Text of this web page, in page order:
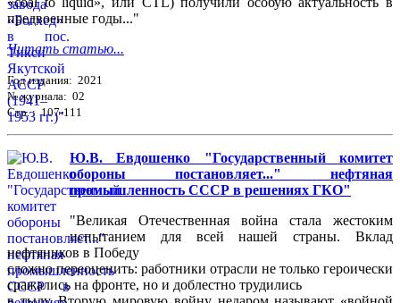
предвоенные годы..."
Читать статью...
Год издания: 2021
№ журнала: 02
Стр. : 107-111
Ю.В. Евдошенко "Государственный комитет
обороны постановляет..." нефтяная
промышленность СССР в решениях ГКО"
"Великая Отечественная война стала жестоким
испытанием для всей нашей страны. Вклад
нефтяников в Победу
сложно переоценить: работники отрасли не только героически
сражались на фронте, но и доблестно трудились